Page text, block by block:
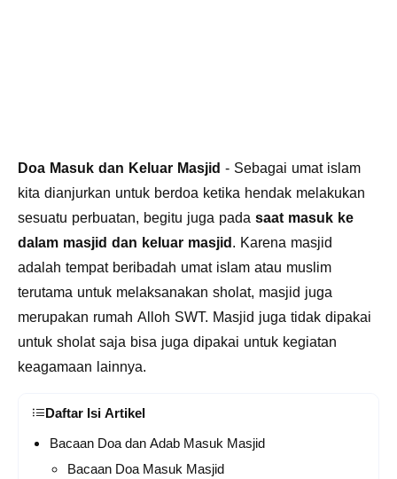
Doa Masuk dan Keluar Masjid - Sebagai umat islam
kita dianjurkan untuk berdoa ketika hendak melakukan
sesuatu perbuatan, begitu juga pada saat masuk ke
dalam masjid dan keluar masjid. Karena masjid
adalah tempat beribadah umat islam atau muslim
terutama untuk melaksanakan sholat, masjid juga
merupakan rumah Alloh SWT. Masjid juga tidak dipakai
untuk sholat saja bisa juga dipakai untuk kegiatan
keagamaan lainnya.
Daftar Isi Artikel
Bacaan Doa dan Adab Masuk Masjid
Bacaan Doa Masuk Masjid